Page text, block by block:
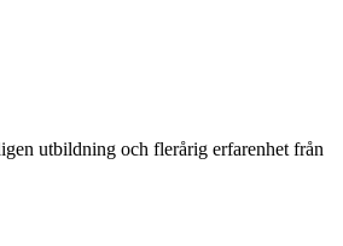
utbildning och flerårig erfarenhet från